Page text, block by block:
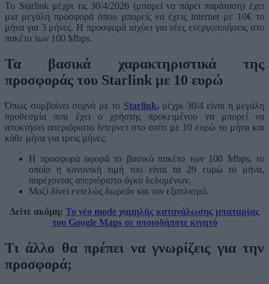
Το Starlink μέχρι τις 30/4/2026 (μπορεί να πάρει παράταση) έχει
μια μεγάλη προσφορά όπου μπορείς να έχεις internet με 10€ το
μήνα για 3 μήνες. Η προσφορά ισχύει για νέες ενεργοποιήσεις στο
πακέτο των 100 Mbps.
Τα βασικά χαρακτηριστικά της
προσφοράς του Starlink με 10 ευρώ
Όπως συμβαίνει συχνά με το Starlink, μέχρι 30/4 είναι η μεγάλη
προθεσμία που έχει ο χρήστης προκειμένου να μπορεί να
αποκτήσει απεριόριστο ίντερνετ στο σπίτι με 10 ευρώ το μήνα και
κάθε μήνα για τρεις μήνες.
Η προσφορά αφορά το βασικό πακέτο των 100 Mbps, το
οποίο η κανονική τιμή του είναι τα 29 ευρώ το μήνα,
παρέχοντας απεριόριστο όγκο δεδομένων.
Μαζί δίνει εντελώς δωρεάν και τον εξοπλισμό.
Δείτε ακόμη: Το νέο mode χαμηλής κατανάλωσης μπαταρίας
του Google Maps σε οποιοδήποτε κινητό
Τι άλλο θα πρέπει να γνωρίζεις για την
προσφορά;